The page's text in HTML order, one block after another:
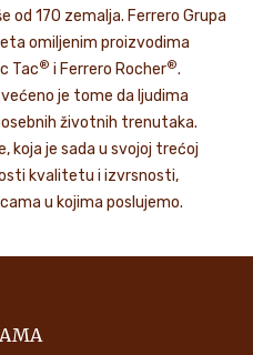
od 170 zemalja. Ferrero Grupa
omiljenim proizvodima
Tac® i Ferrero Rocher®.
je tome da ljudima
životnih trenutaka.
koja je sada u svojoj trećoj
kvalitetu i izvrsnosti,
u kojima poslujemo.